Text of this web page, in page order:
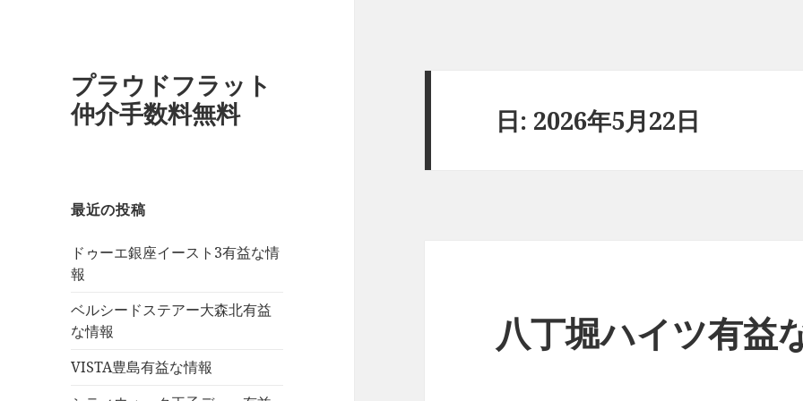
プラウドフラット
仲介手数料無料
最近の投稿
ドゥーエ銀座イースト3有益な情
報
ベルシードステアー大森北有益
な情報
VISTA豊島有益な情報
日: 2026年5月22日
八丁堀ハイツ有益